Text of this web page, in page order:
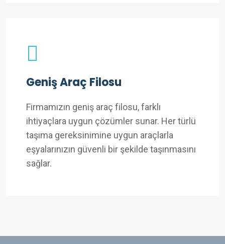
Geniş Araç Filosu
Firmamızın geniş araç filosu, farklı
ihtiyaçlara uygun çözümler sunar. Her türlü
taşıma gereksinimine uygun araçlarla
eşyalarınızın güvenli bir şekilde taşınmasını
sağlar.